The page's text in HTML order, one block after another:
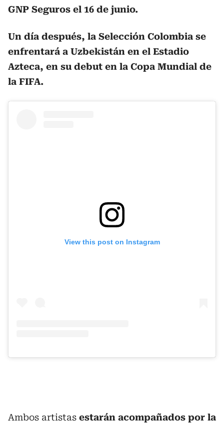
GNP Seguros el 16 de junio.
Un día después, la Selección Colombia se
enfrentará a Uzbekistán en el Estadio
Azteca, en su debut en la Copa Mundial de
la FIFA.
View this post on Instagram
Ambos artistas estarán acompañados por la